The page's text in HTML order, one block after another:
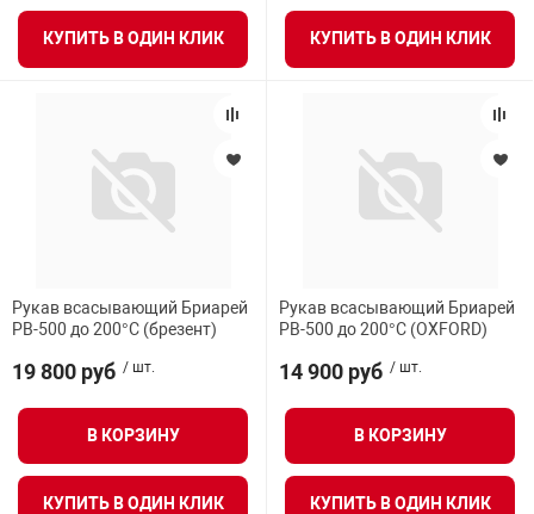
КУПИТЬ В ОДИН КЛИК КУПИТЬ В ОДИН КЛИК
Рукав всасывающий Бриарей
РВ-500 до 200°С (брезент)
19 800 руб / шт.
В КОРЗИНУ
КУПИТЬ В ОДИН КЛИК
Рукав всасывающий Бриарей
РВ-500 до 200°С (OXFORD)
14 900 руб / шт.
В КОРЗИНУ
КУПИТЬ В ОДИН КЛИК